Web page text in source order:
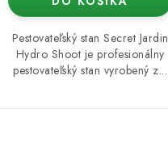
Pestovateľský stan Secret Jardin
Hydro Shoot je profesionálny
pestovateľský stan vyrobený z...